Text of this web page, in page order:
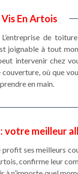
En Artois
de
joignable à tout
intervenir chez
où que
en main.
votre meilleur
ses meilleurs
confirme leur